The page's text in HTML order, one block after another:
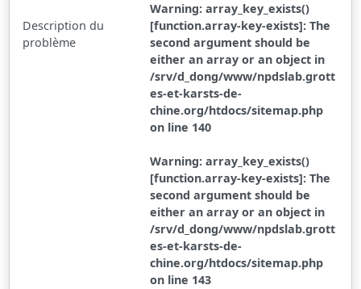
Description du
problème
Warning: array_key_exists()
[function.array-key-exists]: The
second argument should be
either an array or an object in
/srv/d_dong/www/npdslab.grott
es-et-karsts-de-
chine.org/htdocs/sitemap.php
on line 140
Warning: array_key_exists()
[function.array-key-exists]: The
second argument should be
either an array or an object in
/srv/d_dong/www/npdslab.grott
es-et-karsts-de-
chine.org/htdocs/sitemap.php
on line 143